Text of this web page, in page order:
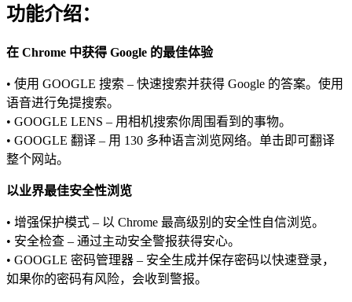
功能介绍：
在 Chrome 中获得 Google 的最佳体验
• 使用 GOOGLE 搜索 – 快速搜索并获得 Google 的答案。使用
语音进行免提搜索。
• GOOGLE LENS – 用相机搜索你周围看到的事物。
• GOOGLE 翻译 – 用 130 多种语言浏览网络。单击即可翻译
整个网站。
以业界最佳安全性浏览
• 增强保护模式 – 以 Chrome 最高级别的安全性自信浏览。
• 安全检查 – 通过主动安全警报获得安心。
• GOOGLE 密码管理器 – 安全生成并保存密码以快速登录，
如果你的密码有风险，会收到警报。